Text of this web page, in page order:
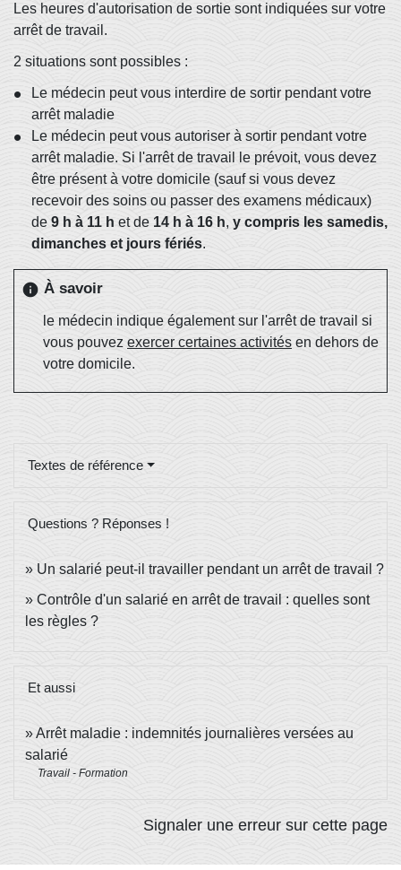
Les heures d'autorisation de sortie sont indiquées sur votre
arrêt de travail.
2 situations sont possibles :
Le médecin peut vous interdire de sortir pendant votre
arrêt maladie
Le médecin peut vous autoriser à sortir pendant votre
arrêt maladie. Si l'arrêt de travail le prévoit, vous devez
être présent à votre domicile (sauf si vous devez
recevoir des soins ou passer des examens médicaux)
de 9 h à 11 h et de 14 h à 16 h, y compris les samedis,
dimanches et jours fériés.
info À savoir
le médecin indique également sur l'arrêt de travail si
vous pouvez exercer certaines activités en dehors de
votre domicile.
Textes de référence
Questions ? Réponses !
Un salarié peut-il travailler pendant un arrêt de travail ?
Contrôle d'un salarié en arrêt de travail : quelles sont
les règles ?
Et aussi
Arrêt maladie : indemnités journalières versées au
salarié
Travail - Formation
Signaler une erreur sur cette page